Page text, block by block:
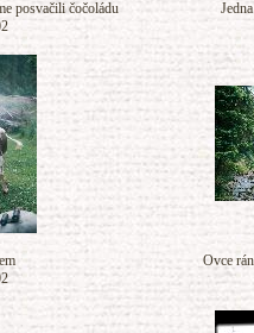
posvačili čočoládu
Ovce